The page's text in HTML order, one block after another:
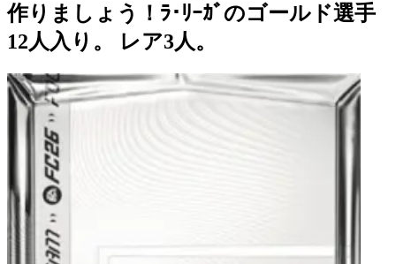
作りましょう！ﾗ･ﾘｰｶﾞのゴールド選手
12人入り。 レア3人。